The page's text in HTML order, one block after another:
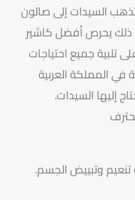
السيدات إلى صالون
ذلك يحرص أفضل كاشير
تلبية جميع احتياجات
في المملكة العربية
إليها السيدات.
وتبييض الجسم.